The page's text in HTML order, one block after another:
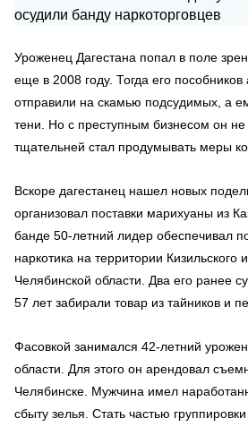
Уроженец Дагестана попал в поле
еще в 2008 году. Тогда его пособников
отправили на скамью подсудимых, а
тени. Но с преступным бизнесом он
тщательней cтал продумывать меры
Вскоре дагестанец нашел новых
организовал поставки марихуаны из
банде 50-летний лидер обеспечивал
наркотика на территории Кизильского
Челябинской области. Два его ранее
57 лет забирали товар из тайников и
Фасовкой занимался 42-летний
области. Для этого он арендовал
Челябинске. Мужчина имел
сбыту зелья. Стать частью